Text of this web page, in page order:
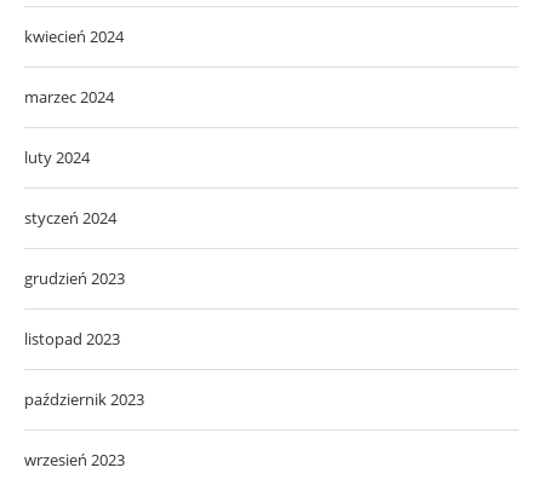
kwiecień 2024
marzec 2024
luty 2024
styczeń 2024
grudzień 2023
listopad 2023
październik 2023
wrzesień 2023